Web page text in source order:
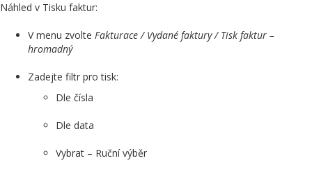
Náhled v Tisku faktur:
V menu zvolte Fakturace / Vydané faktury / Tisk faktur –
hromadný
Zadejte filtr pro tisk:
Dle čísla
Dle data
Vybrat – Ruční výběr